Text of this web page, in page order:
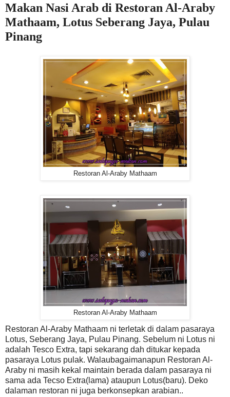
Makan Nasi Arab di Restoran Al-Araby
Mathaam, Lotus Seberang Jaya, Pulau
Pinang
Restoran Al-Araby Mathaam
Restoran Al-Araby Mathaam
Restoran Al-Araby Mathaam ni terletak di dalam pasaraya
Lotus, Seberang Jaya, Pulau Pinang. Sebelum ni Lotus ni
adalah Tesco Extra, tapi sekarang dah ditukar kepada
pasaraya Lotus pulak. Walaubagaimanapun Restoran Al-
Araby ni masih kekal maintain berada dalam pasaraya ni
sama ada Tecso Extra(lama) ataupun Lotus(baru). Deko
dalaman restoran ni juga berkonsepkan arabian..